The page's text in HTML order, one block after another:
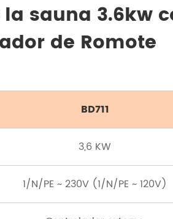
sauna 3.6kw
de Romote
BD711
3,6 KW
1/N/PE ~ 230V (1/N/PE ~ 120V)